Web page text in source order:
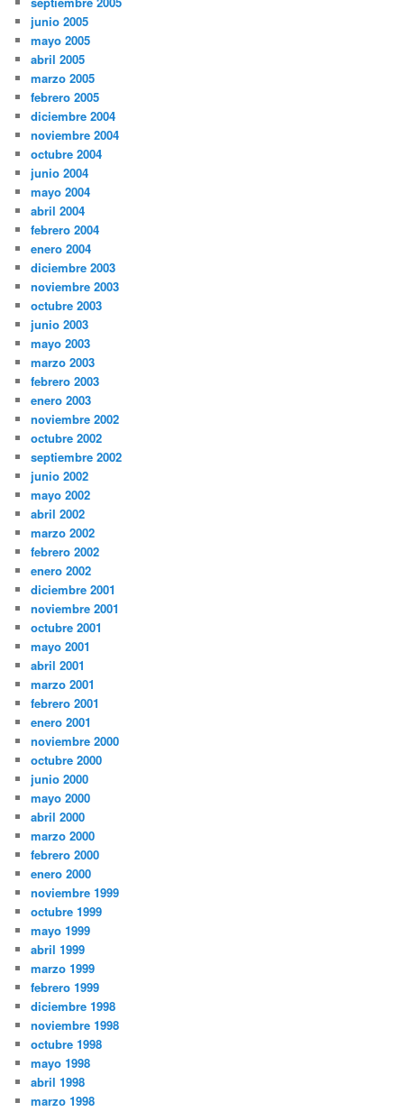
junio 2005
mayo 2005
abril 2005
marzo 2005
febrero 2005
diciembre 2004
noviembre 2004
octubre 2004
junio 2004
mayo 2004
abril 2004
febrero 2004
enero 2004
diciembre 2003
noviembre 2003
octubre 2003
junio 2003
mayo 2003
marzo 2003
febrero 2003
enero 2003
noviembre 2002
octubre 2002
septiembre 2002
junio 2002
mayo 2002
abril 2002
marzo 2002
febrero 2002
enero 2002
diciembre 2001
noviembre 2001
octubre 2001
mayo 2001
abril 2001
marzo 2001
febrero 2001
enero 2001
noviembre 2000
octubre 2000
junio 2000
mayo 2000
abril 2000
marzo 2000
febrero 2000
enero 2000
noviembre 1999
octubre 1999
mayo 1999
abril 1999
marzo 1999
febrero 1999
diciembre 1998
noviembre 1998
octubre 1998
mayo 1998
abril 1998
marzo 1998